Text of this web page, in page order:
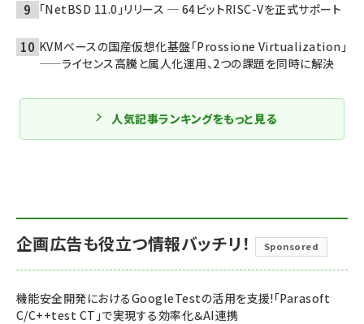
「NetBSD 11.0」リリース ─ 64ビットRISC-Vを正式サポート
KVMベースの国産仮想化基盤「Prossione Virtualization」
——ライセンス高騰と属人化運用、2つの課題を同時に解決
人気記事ランキングをもっと見る
企画広告も役立つ情報バッチリ！ Sponsored
機能安全開発におけるGoogleTestの活用を支援!「Parasoft
C/C++test CT」で実現する効率化＆AI連携